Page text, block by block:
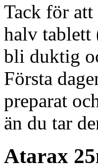
Tack för
halv tablett
bli duktig
Första
preparat
än du tar
Atarax